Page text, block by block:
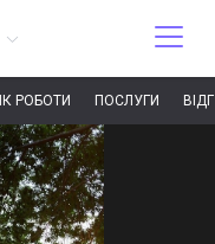
РОБОТИ ПОСЛУГИ